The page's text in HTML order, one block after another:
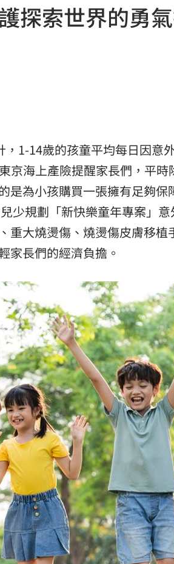
命 06:04
05:45
阻 05:39
了 05:33
成
嗨 05:30
索世界的勇
1-14歲的孩童平均每日因意
京海上產險提醒家長們，平
是為小孩購買一張擁有足夠
少規劃「新快樂童年專案」
重大燒燙傷、燒燙傷皮膚移
家長們的經濟負擔。